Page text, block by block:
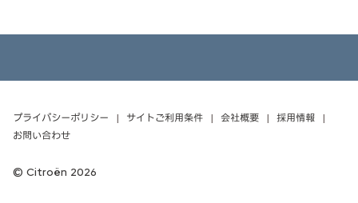
Citroën 2026
プライバシーポリシー サイトご利用条件 会社概要
採用情報
お問い合わせ